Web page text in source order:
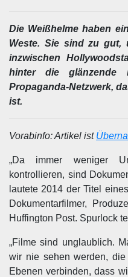
Die Weißhelme haben
Weste. Sie sind zu
inzwischen
hinter die glänzende
Propaganda-Netzwerk,
ist.
Vorabinfo: Artikel ist
„Da immer weniger
kontrollieren, sind
lautete 2014 der Titel
Dokumentarfilmer,
Huffington Post. Spurlock
„Filme sind unglaublich.
wir nie sehen werden,
Ebenen verbinden, dass